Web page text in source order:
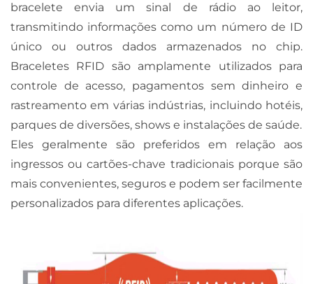
bracelete envia um sinal de rádio ao leitor,
transmitindo informações como um número de ID
único ou outros dados armazenados no chip.
Braceletes RFID são amplamente utilizados para
controle de acesso, pagamentos sem dinheiro e
rastreamento em várias indústrias, incluindo hotéis,
parques de diversões, shows e instalações de saúde.
Eles geralmente são preferidos em relação aos
ingressos ou cartões-chave tradicionais porque são
mais convenientes, seguros e podem ser facilmente
personalizados para diferentes aplicações.